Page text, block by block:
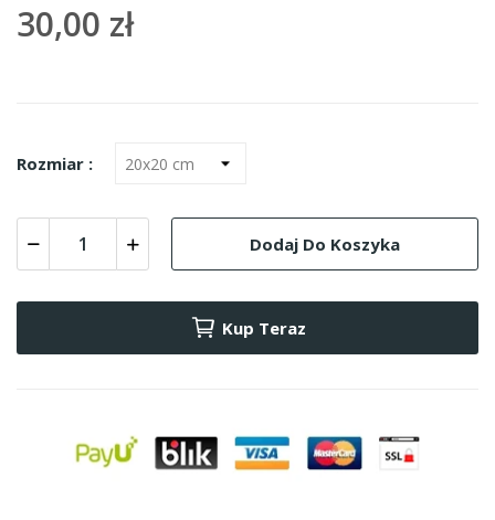
30,00 zł
Rozmiar :
Dodaj Do Koszyka
Kup Teraz